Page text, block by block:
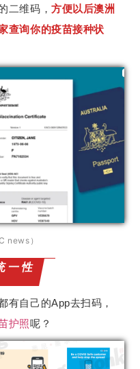
二维码，方便以后澳洲
查询你的疫苗接种状
news）
一性
有自己的App去扫码，
护照呢？